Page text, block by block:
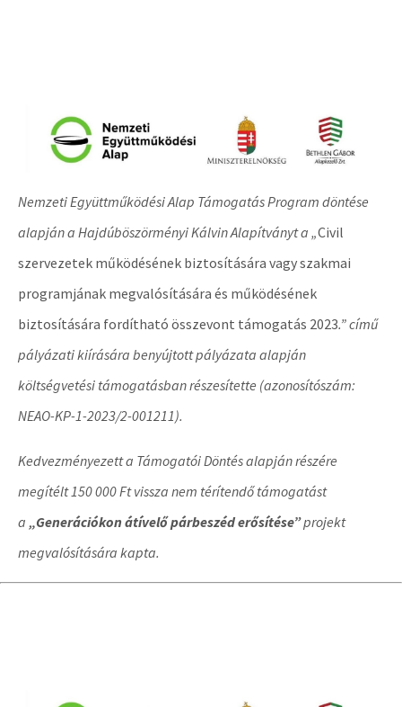
Nemzeti Együttműködési Alap Támogatás Program döntése
alapján a Hajdúböszörményi Kálvin Alapítványt a „Civil
szervezetek működésének biztosítására vagy szakmai
programjának megvalósítására és működésének
biztosítására fordítható összevont támogatás 2023.” című
pályázati kiírására benyújtott pályázata alapján
költségvetési támogatásban részesítette (azonosítószám:
NEAO-KP-1-2023/2-001211).
Kedvezményezett a Támogatói Döntés alapján részére
megítélt 150 000 Ft vissza nem térítendő támogatást
a „Generációkon átívelő párbeszéd erősítése”projekt
megvalósítására kapta.